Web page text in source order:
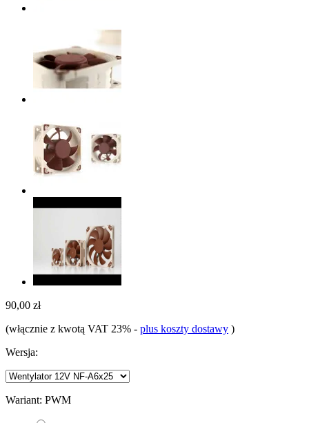
90,00 zł
(włącznie z kwotą VAT 23% - plus koszty dostawy )
Wersja:
Wariant: PWM